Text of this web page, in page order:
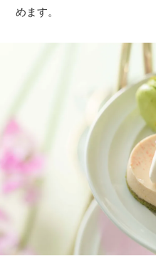
めます。